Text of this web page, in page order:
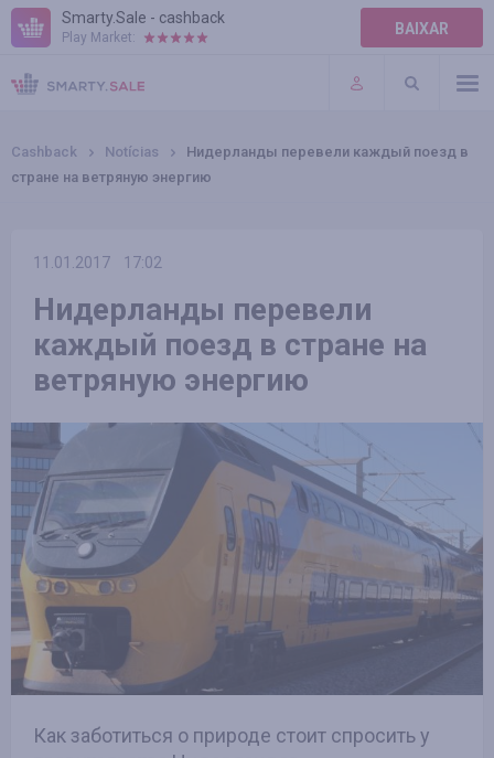
Smarty.Sale - cashback
Play Market: BAIXAR
AJUDA
TERMOS DE USO
Cashback Notícias
Нидерланды перевели каждый поезд в
стране на ветряную энергию
11.01.2017 17:02
Нидерланды перевели
каждый поезд в стране на
ветряную энергию
Как заботиться о природе стоит спросить у